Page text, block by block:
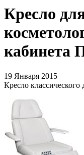
Кресло
кабинета
19 Января 2015
Кресло классического